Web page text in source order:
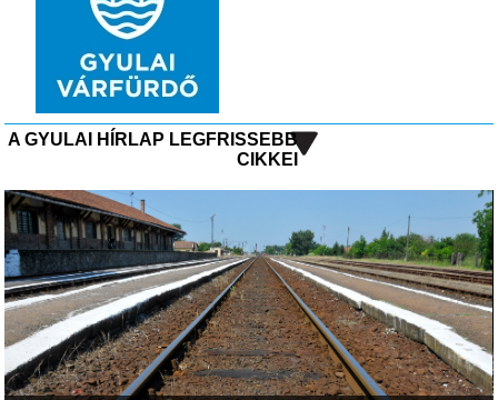
A GYULAI HÍRLAP LEGFRISSEBB
CIKKEI